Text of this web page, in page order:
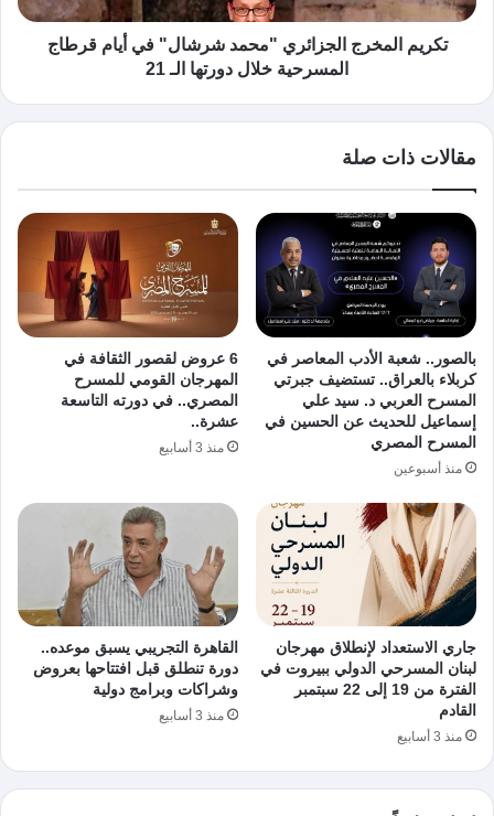
تكريم المخرج الجزائري "محمد شرشال" في أيام قرطاج
المسرحية خلال دورتها الـ 21
مقالات ذات صلة
بالصور.. شعبة الأدب المعاصر في
كربلاء بالعراق.. تستضيف جبرتي
المسرح العربي د. سيد علي
إسماعيل للحديث عن الحسين في
المسرح المصري
منذ أسبوعين
6 عروض لقصور الثقافة في
المهرجان القومي للمسرح
المصري.. في دورته التاسعة
عشرة..
منذ 3 أسابيع
جاري الاستعداد لإنطلاق مهرجان
لبنان المسرحي الدولي ببيروت في
الفترة من 19 إلى 22 سبتمبر
القادم
منذ 3 أسابيع
القاهرة التجريبي يسبق موعده..
دورة تنطلق قبل افتتاحها بعروض
وشراكات وبرامج دولية
منذ 3 أسابيع